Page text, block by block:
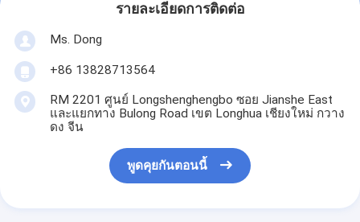
รายละเอียดการติดต่อ
Ms. Dong
+86 13828713564
RM 2201 ศูนย์ Longshenghengbo ซอย Jianshe East
และแยกทาง Bulong Road เขต Longhua เชียงใหม่ กวาง
ดง จีน
พูดคุยกันตอนนี้